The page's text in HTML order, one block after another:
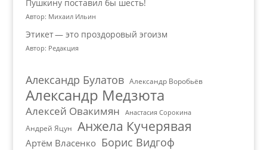
Пушкину поставил бы шесть!
Автор: Михаил Ильин
Этикет — это проздоровый эгоизм
Автор: Редакция
Александр Булатов Александр Воробьёв
Александр Медзюта
Алексей Овакимян Анастасия Сорокина
Андрей Яцун Анжела Кучерявая
Артём Власенко Борис Видгоф